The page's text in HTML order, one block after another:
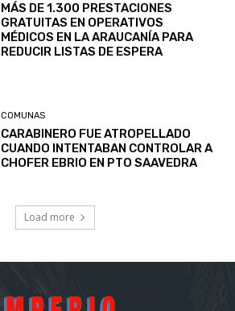
MÁS DE 1.300 PRESTACIONES
GRATUITAS EN OPERATIVOS
MÉDICOS EN LA ARAUCANÍA PARA
REDUCIR LISTAS DE ESPERA
COMUNAS
CARABINERO FUE ATROPELLADO
CUANDO INTENTABAN CONTROLAR A
CHOFER EBRIO EN PTO SAAVEDRA
Load more